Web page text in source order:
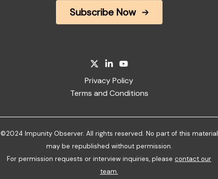
Subscribe Now
Privacy Policy
Terms and Conditions
©2024 Impunity Observer. All rights reserved. No part of this material
may be republished without permission.
For permission requests or interview inquiries, please contact our
team.